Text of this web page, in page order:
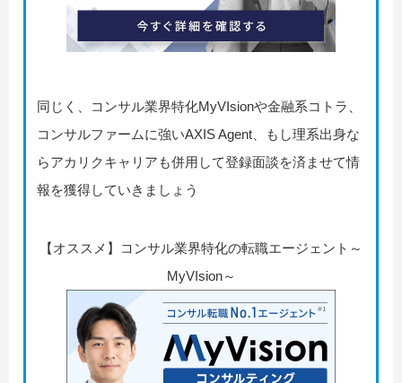
同じく、コンサル業界特化MyVIsionや金融系コトラ、
コンサルファームに強いAXIS Agent、もし理系出身な
らアカリクキャリアも併用して登録面談を済ませて情
報を獲得していきましょう
【オススメ】コンサル業界特化の転職エージェント～
MyVIsion～